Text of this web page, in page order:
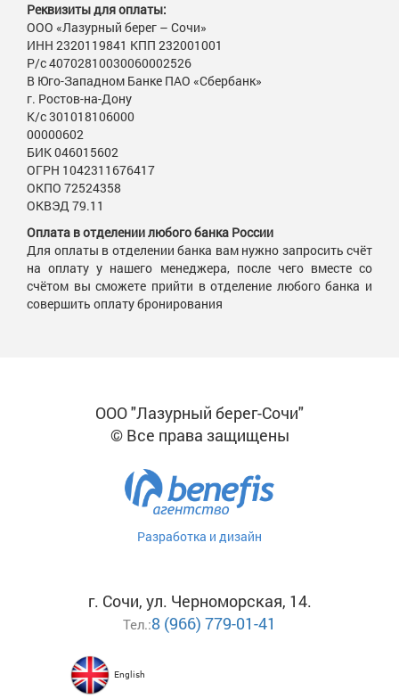
Реквизиты для оплаты:
ООО «Лазурный берег – Сочи»
ИНН 2320119841 КПП 232001001
Р/с 40702810030060002526
В Юго-Западном Банке ПАО «Сбербанк»
г. Ростов-на-Дону
К/с 301018106000
00000602
БИК 046015602
ОГРН 1042311676417
ОКПО 72524358
ОКВЭД 79.11
Оплата в отделении любого банка России
Для оплаты в отделении банка вам нужно запросить счёт
на оплату у нашего менеджера, после чего вместе со
счётом вы сможете прийти в отделение любого банка и
совершить оплату бронирования
ООО "Лазурный берег-Сочи"
© Все права защищены
Разработка и дизайн
г. Сочи, ул. Черноморская, 14.
Тел.:8 (966) 779-01-41
English